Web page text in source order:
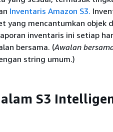
Inventaris Amazon S3.
yang mencantumkan objek
inventaris ini setiap
bersama. (Awalan
string umum.)
S3